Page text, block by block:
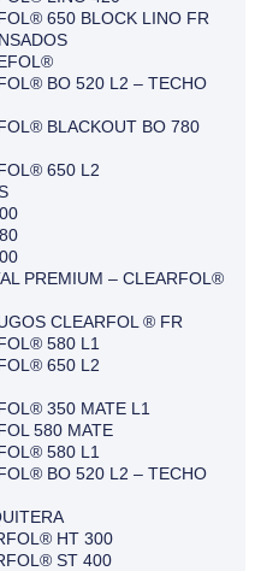
650 BLOCK LINO FR
BO 520 L2 – TECHO
BLACKOUT BO 780
650 L2
PREMIUM – CLEARFOL®
CLEARFOL ® FR
580 L1
650 L2
350 MATE L1
580 MATE
580 L1
BO 520 L2 – TECHO
HT 300
ST 400